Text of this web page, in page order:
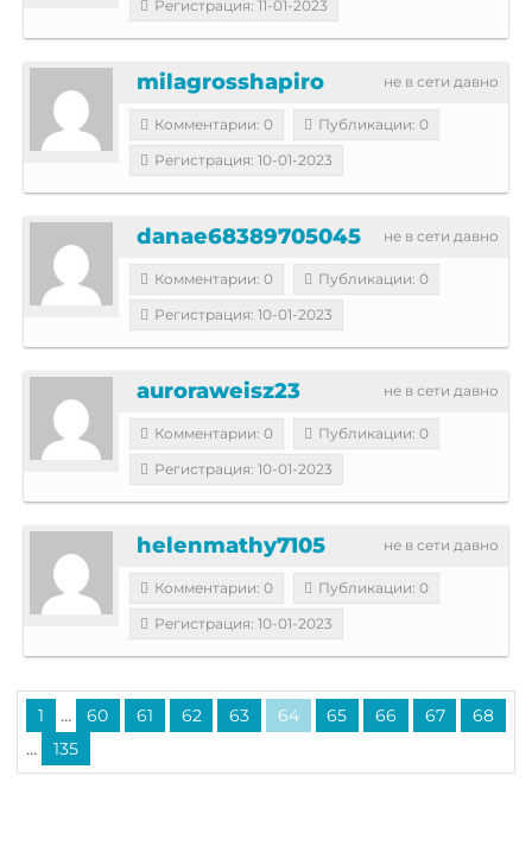
Регистрация: 11-01-2023
не в сети давно
milagrosshapiro
Комментарии: 0
Публикации: 0
Регистрация: 10-01-2023
не в сети давно
danae68389705045
Комментарии: 0
Публикации: 0
Регистрация: 10-01-2023
не в сети давно
auroraweisz23
Комментарии: 0
Публикации: 0
Регистрация: 10-01-2023
не в сети давно
helenmathy7105
Комментарии: 0
Публикации: 0
Регистрация: 10-01-2023
1 ... 60 61 62 63 64 65 66 67 68
... 135